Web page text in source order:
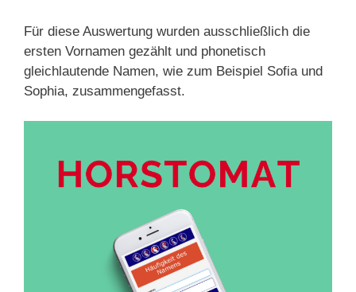
Für diese Auswertung wurden ausschließlich die
ersten Vornamen gezählt und phonetisch
gleichlautende Namen, wie zum Beispiel Sofia und
Sophia, zusammengefasst.